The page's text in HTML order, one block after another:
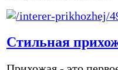
Стильная